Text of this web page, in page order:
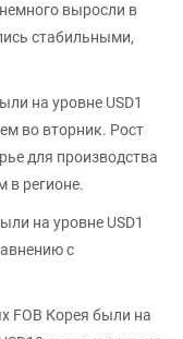
выросли в
стабильными,
на уровне USD1
во вторник. Рост
для производства
в регионе.
на уровне USD1
с
FOB Корея были на